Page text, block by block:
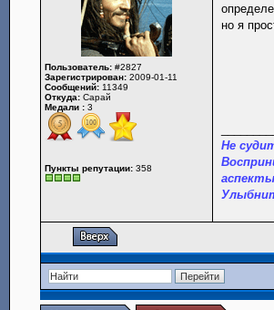
Пользователь: #2827
Зарегистрирован: 2009-01-11
Сообщений: 11349
Откуда: Сарай
Медали : 3
Пункты репутации: 358
но я
Не